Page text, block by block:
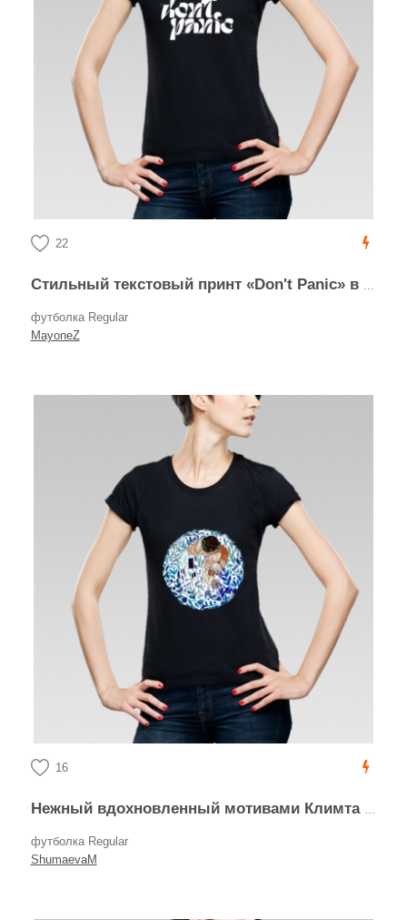
22
Стильный текстовый принт «Don't Panic» в каллиграфии
футболка Regular
MayoneZ
16
Нежный вдохновленный мотивами Климта акварельный поцелуй влюбленных
футболка Regular
ShumaevaM